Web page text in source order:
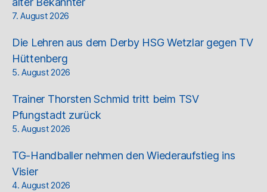
7. August 2026
Die Lehren aus dem Derby HSG Wetzlar gegen TV
Hüttenberg
5. August 2026
Trainer Thorsten Schmid tritt beim TSV
Pfungstadt zurück
5. August 2026
TG-Handballer nehmen den Wiederaufstieg ins
Visier
4. August 2026